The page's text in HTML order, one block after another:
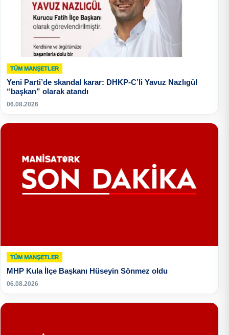
TÜM MANŞETLER
Yeni Parti’de skandal karar: DHKP-C’li Yavuz Nazlıgül
“başkan” olarak atandı
06.08.2026
TÜM MANŞETLER
MHP Kula İlçe Başkanı Hüseyin Sönmez oldu
06.08.2026